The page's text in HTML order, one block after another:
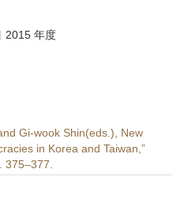
2015 年度
Gi-wook Shin(eds.), New
in Korea and Taiwan,”